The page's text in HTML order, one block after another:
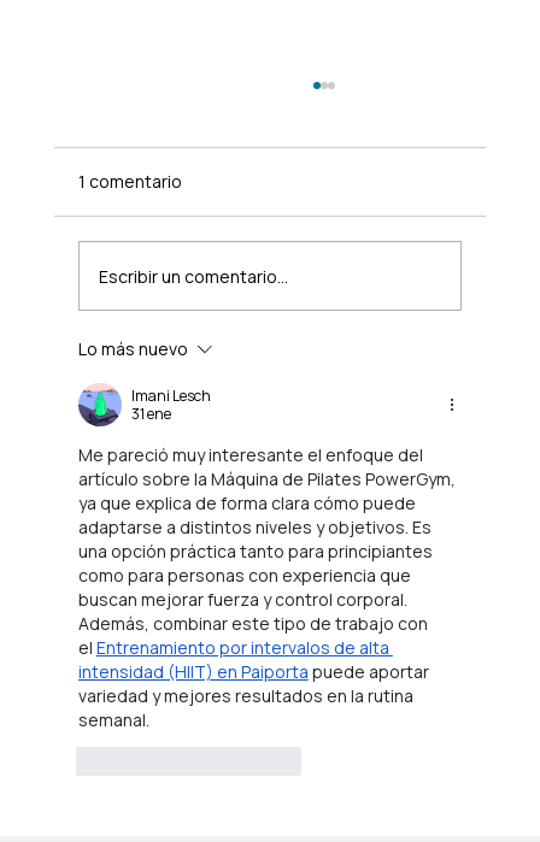
gimnasio? Sí, y cambia completamente
la experiencia
1 comentario
Escribir un comentario...
Lo más nuevo
Imani Lesch
31 ene
Me pareció muy interesante el enfoque del
artículo sobre la Máquina de Pilates PowerGym,
ya que explica de forma clara cómo puede
adaptarse a distintos niveles y objetivos. Es
una opción práctica tanto para principiantes
como para personas con experiencia que
buscan mejorar fuerza y control corporal.
Además, combinar este tipo de trabajo con
el Entrenamiento por intervalos de alta
intensidad (HIIT) en Paiporta puede aportar
variedad y mejores resultados en la rutina
semanal.